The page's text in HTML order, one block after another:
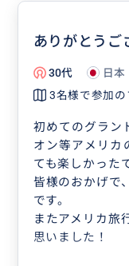
ありがとうご
30代 日本
3名様で参加の
初めてのグラン
オン等アメリカ
ても楽しかった
皆様のおかげで
です。
またアメリカ旅
思いました！